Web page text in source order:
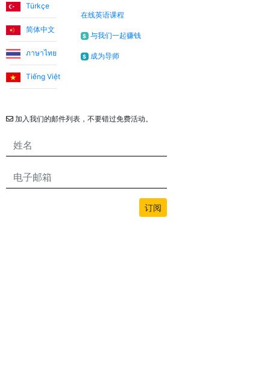
Türkçe
简体中文
ภาษาไทย
Tiếng Việt
在线英语课程
$ 与我们一起赚钱
$ 成为导师
加入我们的邮件列表，不要错过免费活动。
订阅